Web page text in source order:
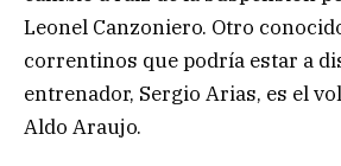
Leonel Canzoniero. Otro
correntinos que podría estar a
entrenador, Sergio Arias, es el
Aldo Araujo.